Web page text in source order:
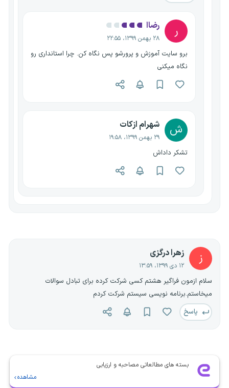
ر رضاا
۲۸ بهمن ۱۳۹۹، ۲۲:۵۵
برو سایت آموزش و پرورشو پس نگاه کن. چرا استانداری رو
نگاه میکنی
ش شهرام ازکات
۲۹ بهمن ۱۳۹۹، ۱۹:۵۸
تشکر داداش
ز زهرا درگزی
۱۲ دی ۱۳۹۹، ۱۳:۵۹
سلام ازمون فراگیر هشتم کسی شرکت کرده برای تبادل سوالات
میخاستم.برنامه نویسی سیستم شرکت کردم
پاسخ
بسته های مطالعاتی مصاحبه و ارزیابی
مشاهده